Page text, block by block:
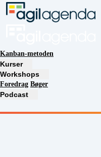
Kanban-metoden
Kurser
Workshops
Foredrag Bøger
Podcast